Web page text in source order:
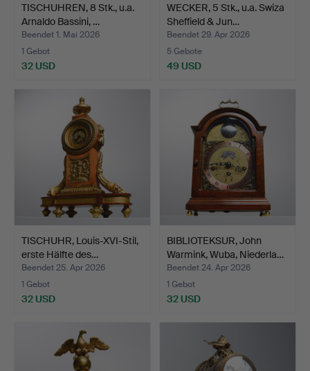
TISCHUHREN, 8 Stk., u.a.
Arnaldo Bassini, …
Beendet 1. Mai 2026
1 Gebot
32 USD
WECKER, 5 Stk., u.a. Swiza
Sheffield & Jun…
Beendet 29. Apr 2026
5 Gebote
49 USD
TISCHUHR, Louis-XVI-Stil,
erste Hälfte des…
Beendet 25. Apr 2026
1 Gebot
32 USD
BIBLIOTEKSUR, John
Warmink, Wuba, Niederla…
Beendet 24. Apr 2026
1 Gebot
32 USD